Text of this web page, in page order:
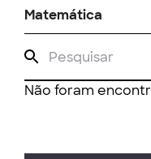
Matemática
Não foram